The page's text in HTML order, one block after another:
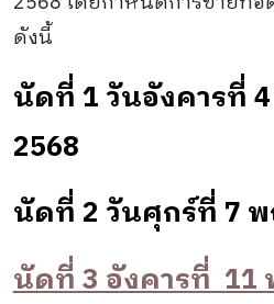
ดังนี้
นัดที่ 1 วันอังคารที่
2568
นัดที่ 2 วันศุกร์ที่ 7
นัดที่ 3 อังคารที่ 11